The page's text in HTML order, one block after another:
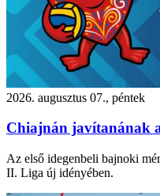
2026. augusztus 07., péntek
Chiajnán javítanának
Az első idegenbeli bajnoki
II. Liga új idényében.